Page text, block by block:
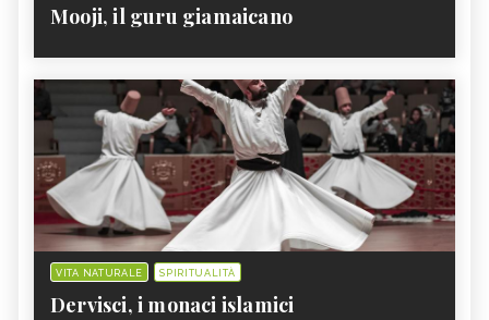
Mooji, il guru giamaicano
VITA NATURALE SPIRITUALITÀ
Dervisci, i monaci islamici